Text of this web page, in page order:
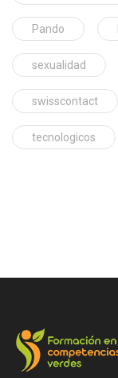
Pando
sexualidad
swisscontact
tecnologicos